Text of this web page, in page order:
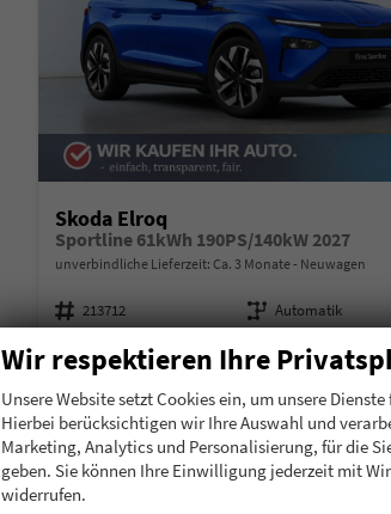
Skoda Elroq
Sportline 61kWh 190PS/140kW 2027
unverbindliche Lieferzeit: Ca. 3 Monate Neuwagen
Fahrzeugnummer 213712 Getriebe Automatik
39.889,60 €
incl. 19% MwSt.
Details
Stromverbrauch kombiniert:16,00 kWh/
Elektrische Reichweite:424 km
CO2-Klasse:A
CO2-Emissionen:
Wir respektieren Ihre
Unsere Website setzt Cookies ein, um unsere
Hierbei berücksichtigen wir Ihre Auswahl und
Marketing, Analytics und Personalisierung, für die
geben. Sie können Ihre Einwilligung jederzeit mit
widerrufen.